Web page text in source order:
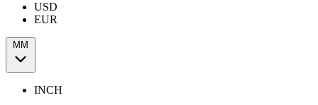
USD
EUR
ММ
INCH